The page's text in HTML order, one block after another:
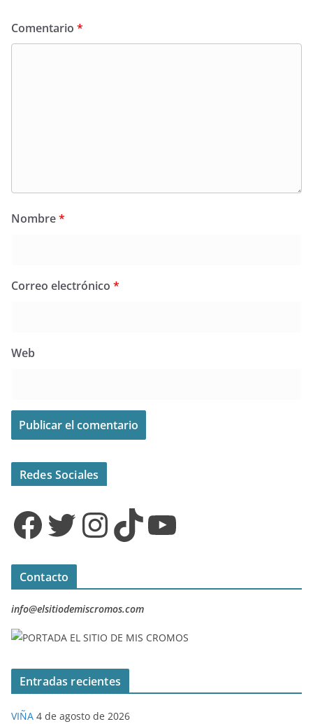
Comentario *
Nombre*
Correo electrónico *
Web
Redes Sociales
Facebook Twitter InstagramTikTok YouTube
Contacto
info@elsitiodemiscromos.com
Entradas recientes
VIÑA 4 de agosto de 2026